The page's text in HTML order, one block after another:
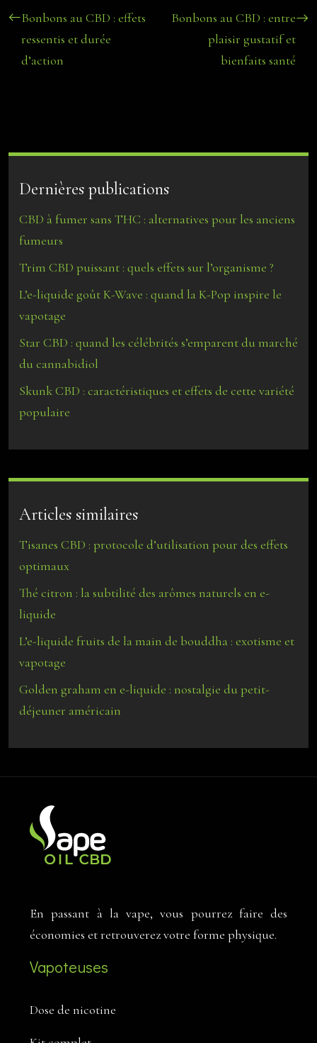
Bonbons au CBD : effets
ressentis et durée
d’action
Bonbons au CBD : entre
plaisir gustatif et
bienfaits santé
Dernières publications
CBD à fumer sans THC : alternatives pour les anciens
fumeurs
Trim CBD puissant : quels effets sur l’organisme ?
L’e-liquide goût K-Wave : quand la K-Pop inspire le
vapotage
Star CBD : quand les célébrités s’emparent du marché
du cannabidiol
Skunk CBD : caractéristiques et effets de cette variété
populaire
Articles similaires
Tisanes CBD : protocole d’utilisation pour des effets
optimaux
Thé citron : la subtilité des arômes naturels en e-
liquide
L’e-liquide fruits de la main de bouddha : exotisme et
vapotage
Golden graham en e-liquide : nostalgie du petit-
déjeuner américain
En passant à la vape, vous pourrez faire des
économies et retrouverez votre forme physique.
Vapoteuses
Dose de nicotine